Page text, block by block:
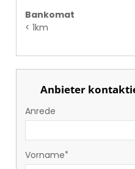
Bankomat
< 1km
Anbieter
Anrede
Vorname